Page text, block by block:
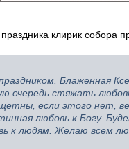
праздника клирик
Блаженная
очередь стяжать
если этого нет,
любовь к Богу.
к людям. Желаю всем